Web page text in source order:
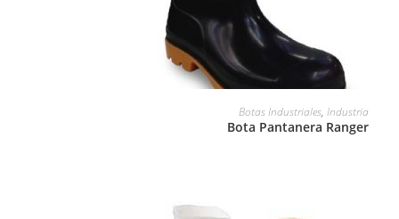
Botas Industriales,Industria
Bota Pantanera Ranger